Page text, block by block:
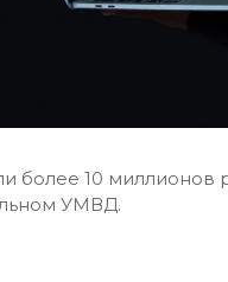
более 10 миллионов
УМВД.